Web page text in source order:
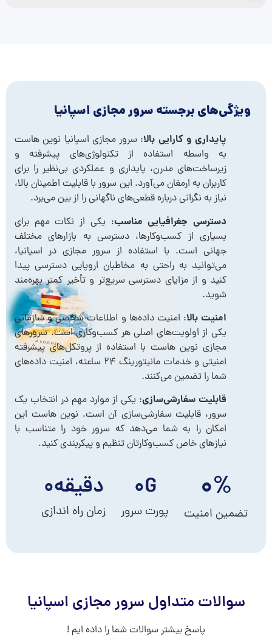
ویژگی‌های برجسته سرور مجازی اسپانیا
پایداری و کارایی بالا: سرور مجازی اسپانیا نوین هاست
به واسطه استفاده از تکنولوژی‌های پیشرفته و
زیرساخت‌های مدرن، پایداری و عملکردی بی‌نظیر را برای
کاربران به ارمغان می‌آورد. این سرور با قابلیت اطمینان بالا،
نیاز به نگرانی درباره قطعی‌های ناگهانی را از بین می‌برد.
دسترسی جغرافیایی مناسب: یکی از نکات مهم برای
بسیاری از کسب‌وکارها، دسترسی به بازارهای مختلف
جهانی است. با استفاده از سرور مجازی در اسپانیا،
می‌توانید به راحتی به مخاطبان اروپایی دسترسی پیدا
کنید و از مزایای دسترسی سریع‌تر و تأخیر کمتر بهره‌مند
شوید.
امنیت بالا: امنیت داده‌ها و اطلاعات شخصی و سازمانی
یکی از اولویت‌های اصلی هر کسب‌وکاری است. سرورهای
مجازی نوین هاست با استفاده از پروتکل‌های پیشرفته
امنیتی و خدمات مانیتورینگ ۲۴ ساعته، امنیت داده‌های
شما را تضمین می‌کنند.
قابلیت سفارشی‌سازی: یکی از موارد مهم در انتخاب یک
سرور، قابلیت سفارشی‌سازی آن است. نوین هاست این
امکان را به شما می‌دهد که سرور خود را متناسب با
نیازهای خاص کسب‌وکارتان تنظیم و پیکربندی کنید.
تضمین امنیت
%۰
پورت سرور
G۰
زمان راه اندازی
دقیقه۰
سوالات متداول سرور مجازی اسپانیا
پاسخ بیشتر سوالات شما را داده ایم !